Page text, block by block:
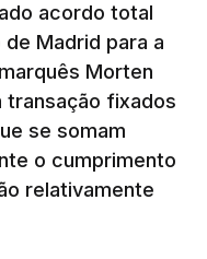
acordo total
Madrid para a
Morten
transação fixados
se somam
o cumprimento
relativamente